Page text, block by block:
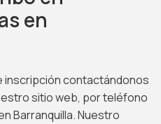
en
inscripción contactándonos
sitio web, por teléfono
Barranquilla. Nuestro